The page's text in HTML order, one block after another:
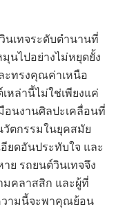
นเทจระดับตำนานที่
นไปอย่างไม่หยุดยั้ง
ะทรงคุณค่าเหนือ
หล่านี้ไม่ใช่เพียงแค่
อนงานศิลปะเคลื่อนที่
วัตกรรมในยุคสมัย
ยดอันประทับใจ และ
ย รถยนต์วินเทจจึง
คลาสสิก และผู้ที่
วามนี้จะพาคุณย้อน